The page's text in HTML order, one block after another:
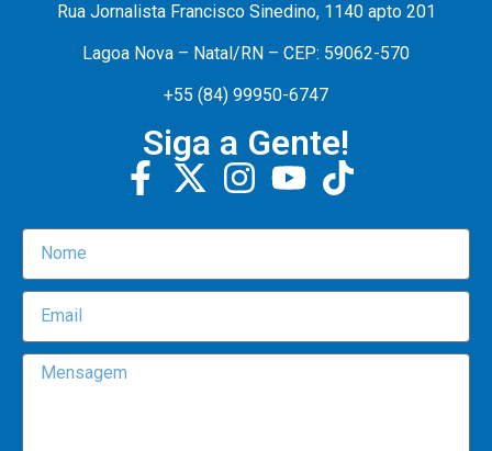
Rua Jornalista Francisco Sinedino, 1140 apto 201
Lagoa Nova – Natal/RN – CEP: 59062-570
+55 (84) 99950-6747
Siga a Gente!